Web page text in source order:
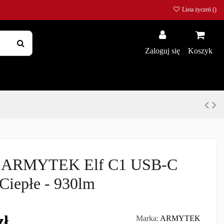
Lista życzeń ()
Zaloguj się Koszyk
ARMYTEK Elf C1 USB-C
- 930lm
Marka: ARMYTEK